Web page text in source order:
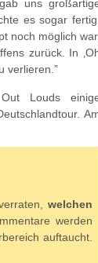
uns
es sogar
noch möglich
zurück. In
verlieren.”
Louds
welchen
werden
auftaucht.